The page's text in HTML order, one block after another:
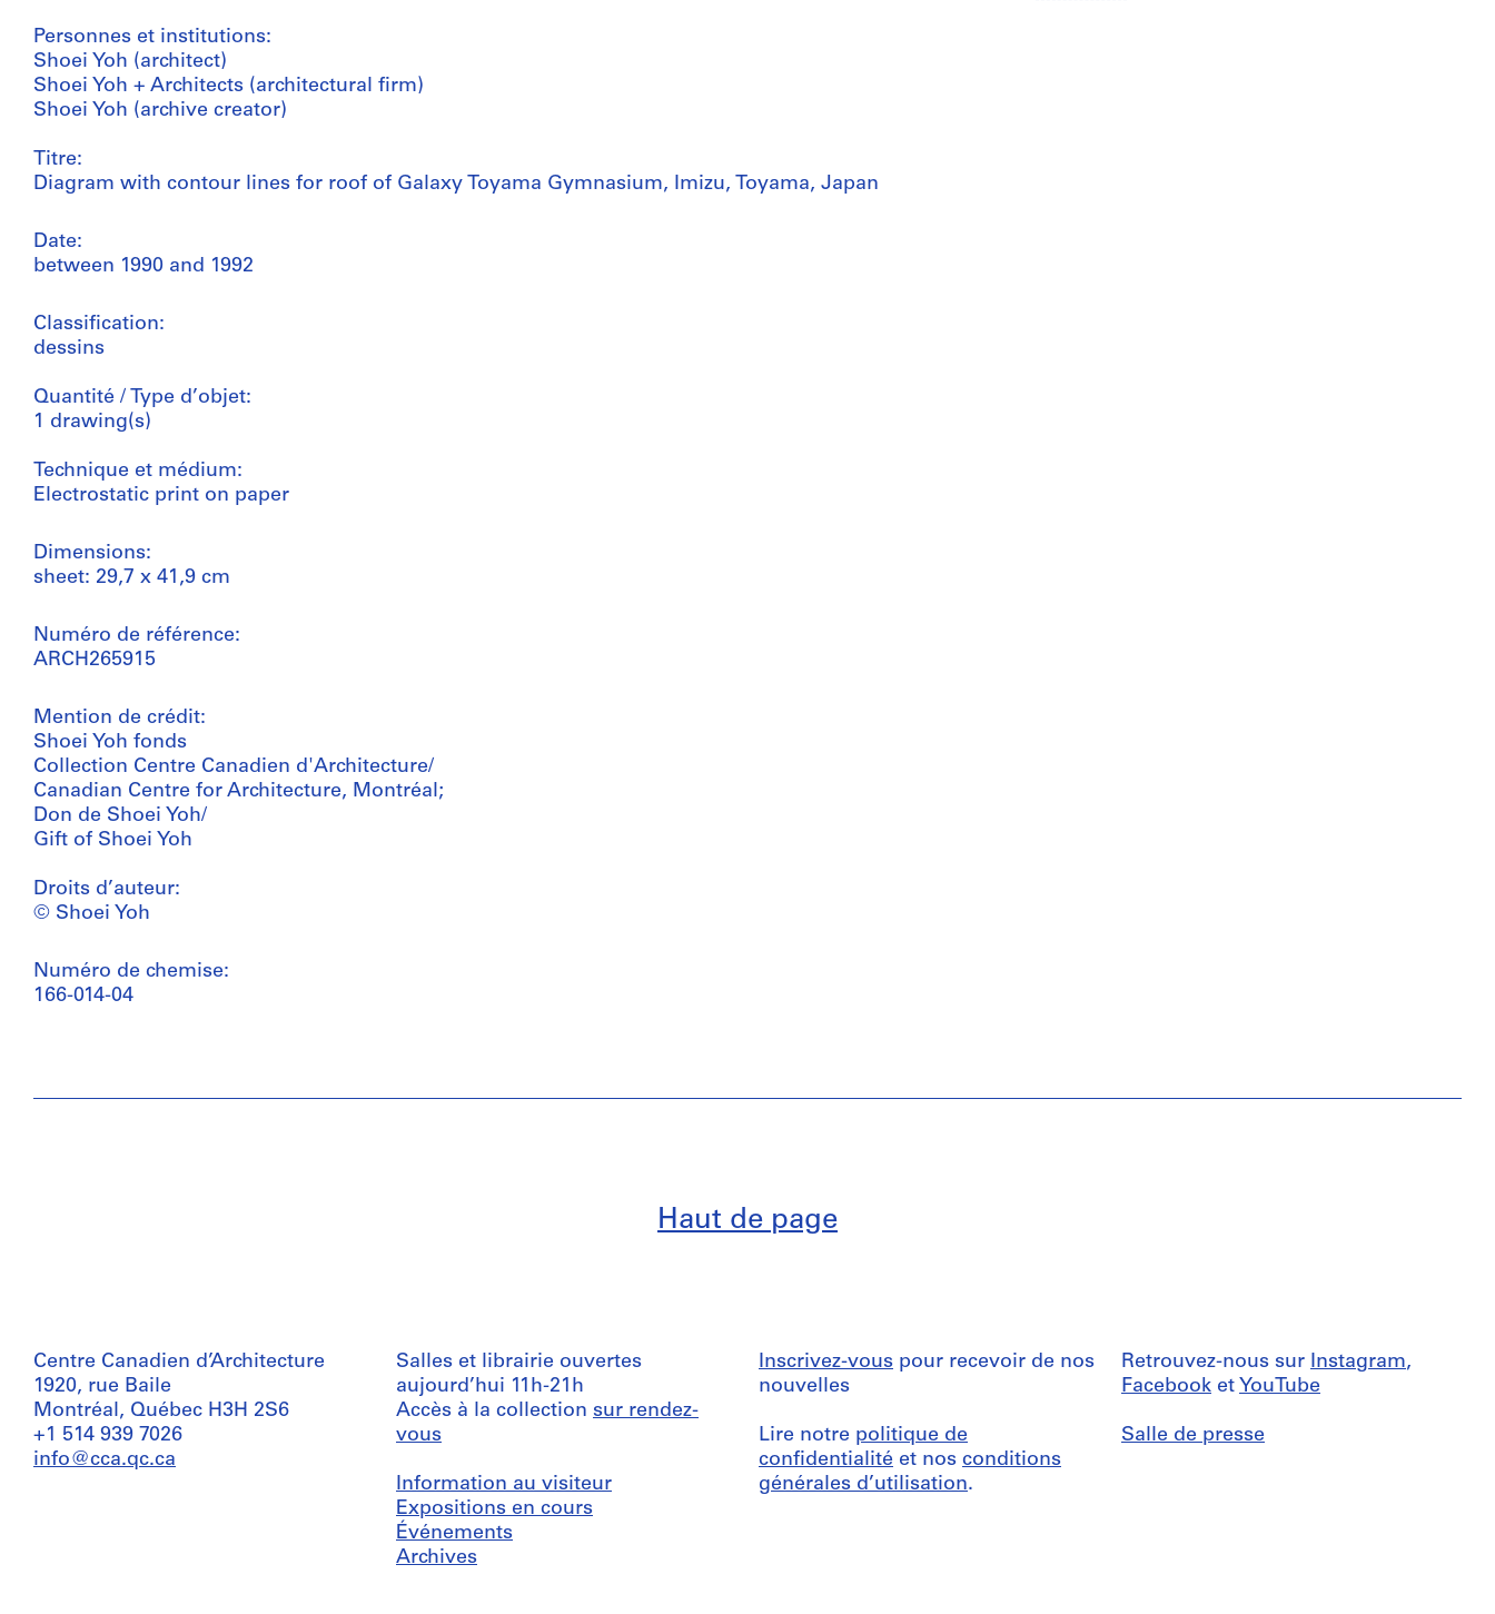
Personnes et institutions:
Shoei Yoh (architect)
Shoei Yoh + Architects (architectural firm)
Shoei Yoh (archive creator)
Titre:
Diagram with contour lines for roof of Galaxy Toyama Gymnasium, Imizu, Toyama, Japan
Date:
between 1990 and 1992
Classification:
dessins
Quantité / Type d’objet:
1 drawing(s)
Technique et médium:
Electrostatic print on paper
Dimensions:
sheet: 29,7 x 41,9 cm
Numéro de référence:
ARCH265915
Mention de crédit:
Shoei Yoh fonds
Collection Centre Canadien d'Architecture/
Canadian Centre for Architecture, Montréal;
Don de Shoei Yoh/
Gift of Shoei Yoh
Droits d’auteur:
© Shoei Yoh
Numéro de chemise:
166-014-04
Haut de page
Centre Canadien d’Architecture
1920, rue Baile
Montréal, Québec H3H 2S6
+1 514 939 7026
info@cca.qc.ca
Salles et librairie ouvertes
aujourd’hui 11h-21h
Accès à la collection sur rendez-
vous
Information au visiteur
Expositions en cours
Événements
Archives
Inscrivez-vous pour recevoir de nos
nouvelles
Lire notre politique de
confidentialité et nos conditions
générales d’utilisation.
Retrouvez-nous sur Instagram,
Facebook et YouTube
Salle de presse